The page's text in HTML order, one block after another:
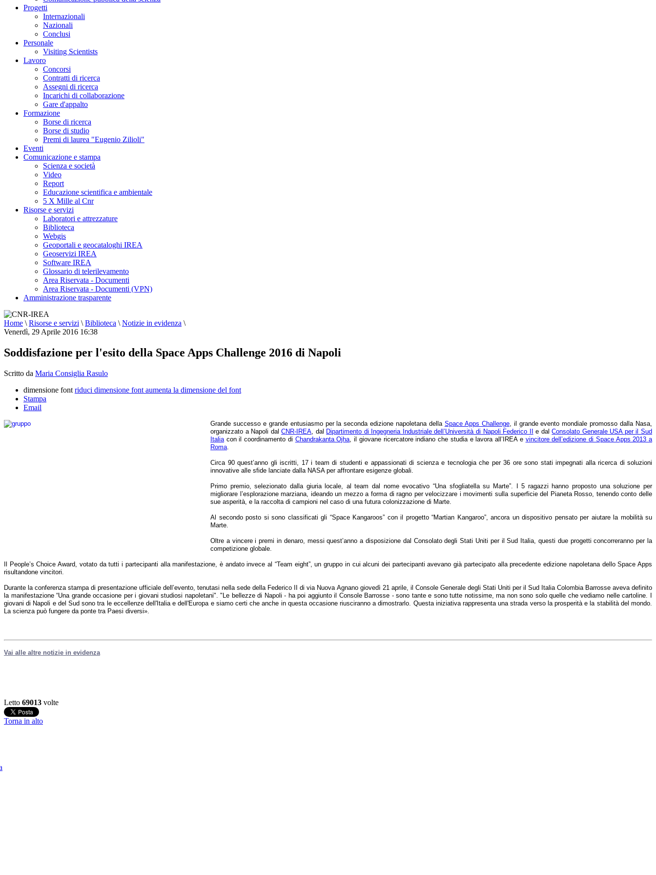
Progetti
Internazionali
Nazionali
Conclusi
Personale
Visiting Scientists
Lavoro
Concorsi
Contratti di ricerca
Assegni di ricerca
Incarichi di collaborazione
Gare d'appalto
Formazione
Borse di ricerca
Borse di studio
Premi di laurea "Eugenio Zilioli"
Eventi
Comunicazione e stampa
Scienza e società
Video
Report
Educazione scientifica e ambientale
5 X Mille al Cnr
Risorse e servizi
Laboratori e attrezzature
Biblioteca
Webgis
Geoportali e geocataloghi IREA
Geoservizi IREA
Software IREA
Glossario di telerilevamento
Area Riservata - Documenti
Area Riservata - Documenti (VPN)
Amministrazione trasparente
Home \ Risorse e servizi \ Biblioteca \ Notizie in evidenza \
Venerdì, 29 Aprile 2016 16:38
Soddisfazione per l'esito della Space Apps Challenge 2016 di Napoli
Scritto da Maria Consiglia Rasulo
dimensione font riduci dimensione font aumenta la dimensione del font
Stampa
Email
Grande successo e grande entusiasmo per la seconda edizione napoletana della Space Apps Challenge, il grande evento mondiale promosso dalla Nasa,
organizzato a Napoli dalCNR-IREA , dal Dipartimento di Ingegneria Industriale dell’Università di Napoli Federico II e dalConsolato Generale USA per il Sud
Italia con il coordinamento di Chandrakanta Ojha , il giovane ricercatore indiano che studia e lavora all’IREA e vincitore dell’edizione di Space Apps 2013 a
Roma
Circa 90 quest’anno gli iscritti, 17 i team di studenti e appassionati di scienza e tecnologia che per 36 ore sono stati impegnati alla ricerca di soluzioni
innovative alle sfide lanciate dalla NASA per affrontare esigenze globali.
Primo premio, selezionato dalla giuria locale, al team dal nome evocativo “Una sfogliatella su Marte”. I 5 ragazzi hanno proposto una soluzione per
migliorare l’esplorazione marziana, ideando un mezzo a forma di ragno per velocizzare i movimenti sulla superficie del Pianeta Rosso, tenendo conto delle
sue asperità, e la raccolta di campioni nel caso di una futura colonizzazione di Marte.
Al secondo posto si sono classificati gli “Space Kangaroos” con il progetto “Martian Kangaroo”, ancora un dispositivo pensato per aiutare la mobilità su
Marte.
Oltre a vincere i premi in denaro, messi quest’anno a disposizione dal Consolato degli Stati Uniti per il Sud Italia, questi due progetti concorreranno per la
competizione globale.
Il People’s Choice Award, votato da tutti i partecipanti alla manifestazione, è andato invece al “Team eight”, un gruppo in cui alcuni dei partecipanti avevano già partecipato alla precedente edizione napoletana dello Space Apps
risultandone vincitori.
Durante la conferenza stampa di presentazione ufficiale dell’evento, tenutasi nella sede della Federico II di via Nuova Agnano giovedì 21 aprile, il Console Generale degli Stati Uniti per il Sud Italia Colombia Barrosse aveva definito
la manifestazione “Una grande occasione per i giovani studiosi napoletani". "Le bellezze di Napoli - ha poi aggiunto il Console Barrosse - sono tante e sono tutte notissime, ma non sono solo quelle che vediamo nelle cartoline. I
giovani di Napoli e del Sud sono tra le eccellenze dell'Italia e dell'Europa e siamo certi che anche in questa occasione riusciranno a dimostrarlo. Questa iniziativa rappresenta una strada verso la prosperità e la stabilità del mondo.
La scienza può fungere da ponte tra Paesi diversi».
Vai alle altre notizie in evidenza
Letto 69013 volte
Torna in alto